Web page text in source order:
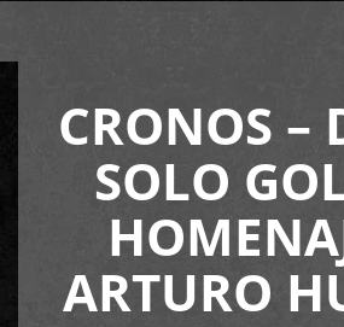
CRONOS –
SOLO
ARTURO